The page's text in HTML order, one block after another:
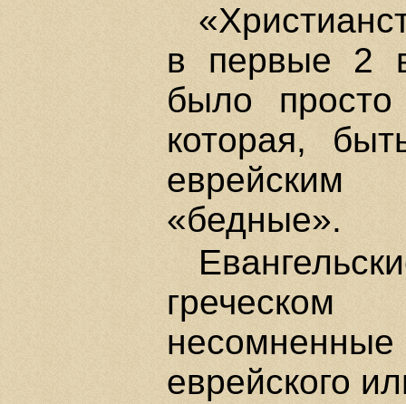
в первые 2
было
которая,
«бедные».
еврейского